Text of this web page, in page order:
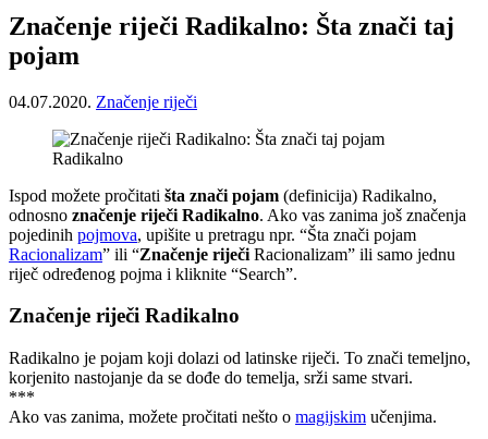
Značenje riječi Radikalno: Šta znači taj
pojam
04.07.2020. Značenje riječi
Radikalno
Ispod možete pročitati šta znači pojam (definicija) Radikalno,
odnosno značenje riječi Radikalno. Ako vas zanima još značenja
pojedinih pojmova, upišite u pretragu npr. “Šta znači pojam
Racionalizam” ili “Značenje riječi Racionalizam” ili samo jednu
riječ određenog pojma i kliknite “Search”.
Značenje riječi Radikalno
Radikalno je pojam koji dolazi od latinske riječi. To znači temeljno,
korjenito nastojanje da se dođe do temelja, srži same stvari.
***
Ako vas zanima, možete pročitati nešto o magijskim učenjima.